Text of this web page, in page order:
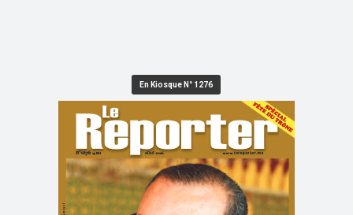
En Kiosque N° 1276